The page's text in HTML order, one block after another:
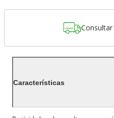
Consultar
Características